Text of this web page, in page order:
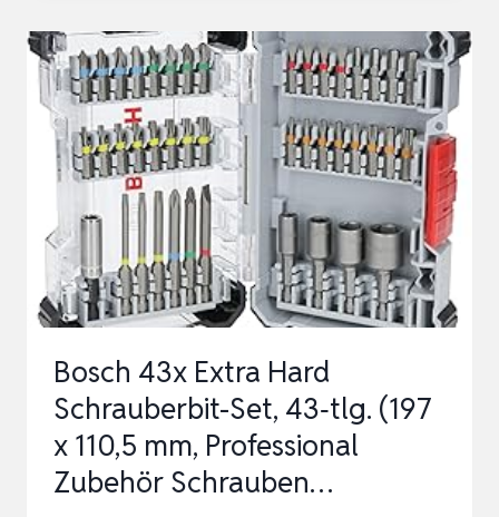
UND
BITSATZ,
130-
TEILIG
–
WERKZEUGKOFFER
RATSCHE,
SCHRAUB…
Bosch 43x Extra Hard
Schrauberbit-Set, 43‑tlg. (197
x 110,5 mm, Professional
Zubehör Schrauben…